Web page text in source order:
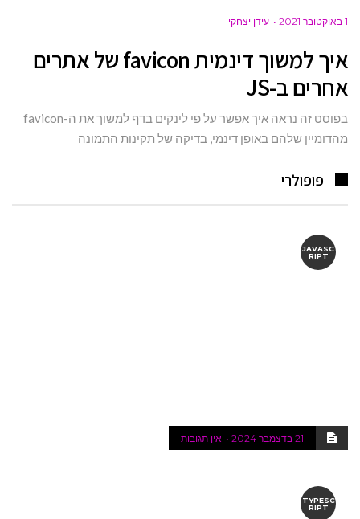
1 באוקטובר 2021 עידן יצחקי
איך למשוך דינמית favicon של אתרים
אחרים ב-JS
בפוסט זה נראה איך אפשר על פי לינקים בדף למשוך את ה-favicon
מהדומיין שלהם באופן דינמי, בדיקה של תקינות התמונה
פופולרי
JAVASC
RIPT
21 בדצמבר 2024 אין תגובות
TYPESC
RIPT